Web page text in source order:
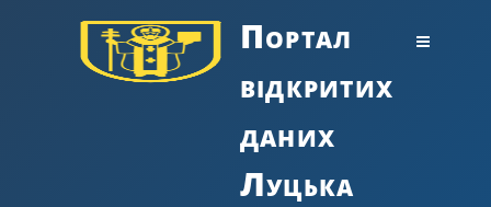
Портал
відкритих
даних
Луцька